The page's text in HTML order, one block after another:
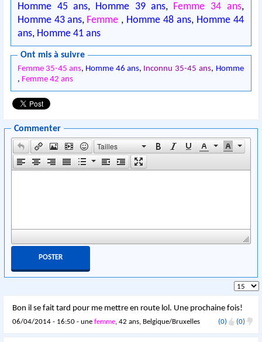
Homme 45 ans, Homme 39 ans, Femme 34 ans,
Homme 43 ans, Femme , Homme 48 ans, Homme 44
ans, Homme 41 ans
Ont mis à suivre
Femme 35-45 ans, Homme 46 ans, Inconnu 35-45 ans, Homme
, Femme 42 ans
Commenter
Tailles
Bon il se fait tard pour me mettre en route lol. Une prochaine fois!
06/04/2014 - 16:50 - unefemme, 42 ans, Belgique/Bruxelles (0) (0)